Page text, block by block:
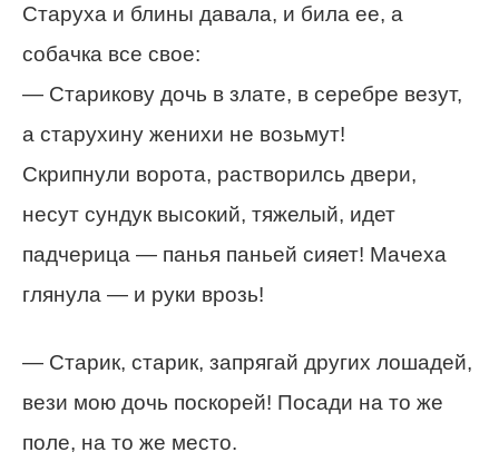
Старуха и блины давала, и била ее, а
собачка все свое:
— Старикову дочь в злате, в серебре везут,
а старухину женихи не возьмут!
Скрипнули ворота, растворилсь двери,
несут сундук высокий, тяжелый, идет
падчерица — панья паньей сияет! Мачеха
глянула — и руки врозь!
— Старик, старик, запрягай других лошадей,
вези мою дочь поскорей! Посади на то же
поле, на то же место.